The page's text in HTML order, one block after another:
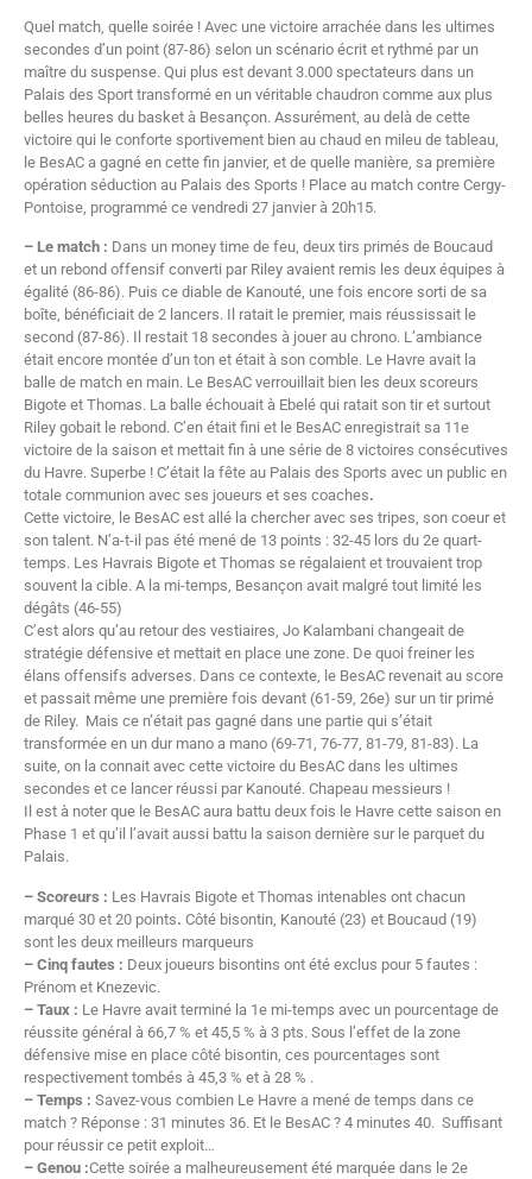
Quel match, quelle soirée ! Avec une victoire arrachée dans les ultimes
secondes d’un point (87-86) selon un scénario écrit et rythmé par un
maître du suspense. Qui plus est devant 3.000 spectateurs dans un
Palais des Sport transformé en un véritable chaudron comme aux plus
belles heures du basket à Besançon. Assurément, au delà de cette
victoire qui le conforte sportivement bien au chaud en mileu de tableau,
le BesAC a gagné en cette fin janvier, et de quelle manière, sa première
opération séduction au Palais des Sports ! Place au match contre Cergy-
Pontoise, programmé ce vendredi 27 janvier à 20h15.
– Le match : Dans un money time de feu, deux tirs primés de Boucaud
et un rebond offensif converti par Riley avaient remis les deux équipes à
égalité (86-86). Puis ce diable de Kanouté, une fois encore sorti de sa
boîte, bénéficiait de 2 lancers. Il ratait le premier, mais réussissait le
second (87-86). Il restait 18 secondes à jouer au chrono. L’ambiance
était encore montée d’un ton et était à son comble. Le Havre avait la
balle de match en main. Le BesAC verrouillait bien les deux scoreurs
Bigote et Thomas. La balle échouait à Ebelé qui ratait son tir et surtout
Riley gobait le rebond. C’en était fini et le BesAC enregistrait sa 11e
victoire de la saison et mettait fin à une série de 8 victoires consécutives
du Havre. Superbe ! C’était la fête au Palais des Sports avec un public en
totale communion avec ses joueurs et ses coaches.
Cette victoire, le BesAC est allé la chercher avec ses tripes, son coeur et
son talent. N’a-t-il pas été mené de 13 points : 32-45 lors du 2e quart-
temps. Les Havrais Bigote et Thomas se régalaient et trouvaient trop
souvent la cible. A la mi-temps, Besançon avait malgré tout limité les
dégâts (46-55)
C’est alors qu’au retour des vestiaires, Jo Kalambani changeait de
stratégie défensive et mettait en place une zone. De quoi freiner les
élans offensifs adverses. Dans ce contexte, le BesAC revenait au score
et passait même une première fois devant (61-59, 26e) sur un tir primé
de Riley. Mais ce n’était pas gagné dans une partie qui s’était
transformée en un dur mano a mano (69-71, 76-77, 81-79, 81-83). La
suite, on la connait avec cette victoire du BesAC dans les ultimes
secondes et ce lancer réussi par Kanouté. Chapeau messieurs !
Il est à noter que le BesAC aura battu deux fois le Havre cette saison en
Phase 1 et qu’il l’avait aussi battu la saison dernière sur le parquet du
Palais.
– Scoreurs : Les Havrais Bigote et Thomas intenables ont chacun
marqué 30 et 20 points. Côté bisontin, Kanouté (23) et Boucaud (19)
sont les deux meilleurs marqueurs
– Cinq fautes : Deux joueurs bisontins ont été exclus pour 5 fautes :
Prénom et Knezevic.
– Taux : Le Havre avait terminé la 1e mi-temps avec un pourcentage de
réussite général à 66,7 % et 45,5 % à 3 pts. Sous l’effet de la zone
défensive mise en place côté bisontin, ces pourcentages sont
respectivement tombés à 45,3 % et à 28 % .
– Temps : Savez-vous combien Le Havre a mené de temps dans ce
match ? Réponse : 31 minutes 36. Et le BesAC ? 4 minutes 40. Suffisant
pour réussir ce petit exploit…
– Genou :Cette soirée a malheureusement été marquée dans le 2e